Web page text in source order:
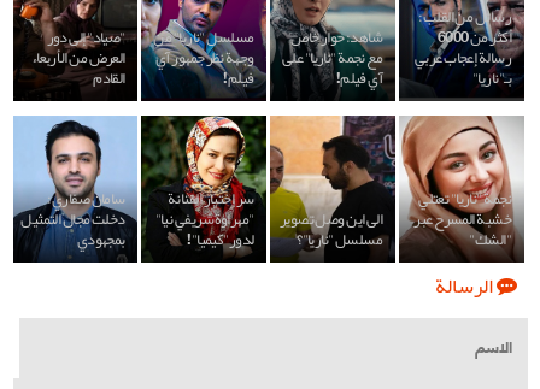
رسائل من القلب:
أكثر من 6000
رسالة إعجاب عربي
بـ"ناريا"
شاهد: حوار خاص
مع نجمة "ناريا" على
آي فيلم!
مسلسل "ناريا" من
وجهة نظر جمهور آي
فيلم!
"صياد" إلى دور
العرض من الأربعاء
القادم
نجمة "ناريا" تعتلي
خشبة المسرح عبر
"الشك"
الى اين وصل تصوير
مسلسل "ناريا"؟
سر إختيار الفنانة
"مهراوة شريفي نيا"
لدور"كيميا"!
سامان صفاري:
دخلت مجال التمثيل
بمجهودي
الرسالة